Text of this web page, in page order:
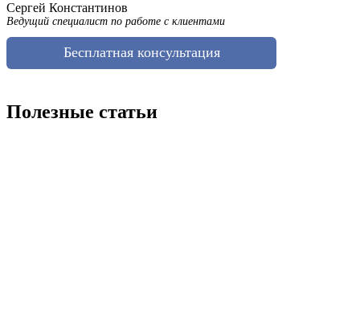
Сергей Константинов
Ведущий специалист по работе с клиентами
Бесплатная консультация
Полезные статьи